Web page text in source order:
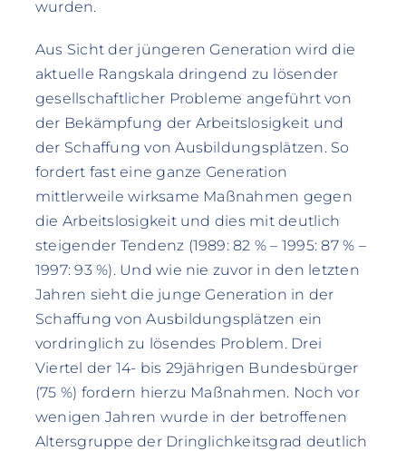
wurden.
Aus Sicht der jüngeren Generation wird die
aktuelle Rangskala dringend zu lösender
gesellschaftlicher Probleme angeführt von
der Bekämpfung der Arbeitslosigkeit und
der Schaffung von Ausbildungsplätzen. So
fordert fast eine ganze Generation
mittlerweile wirksame Maßnahmen gegen
die Arbeitslosigkeit und dies mit deutlich
steigender Tendenz (1989: 82 % – 1995: 87 % –
1997: 93 %). Und wie nie zuvor in den letzten
Jahren sieht die junge Generation in der
Schaffung von Ausbildungsplätzen ein
vordringlich zu lösendes Problem. Drei
Viertel der 14- bis 29jährigen Bundesbürger
(75 %) fordern hierzu Maßnahmen. Noch vor
wenigen Jahren wurde in der betroffenen
Altersgruppe der Dringlichkeitsgrad deutlich